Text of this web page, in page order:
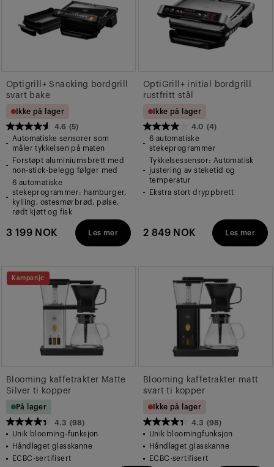
Optigrill+ Snacking bordgrill
svart bake
Ikke på lager
4.6 (5)
4.6
av
omtaler
Automatiske sensorer som
måler tykkelsen på maten
Forstøpt aluminiumsbrett med
non-stick-belegg følger med
6 automatiske
stekeprogrammer: hamburger,
kylling, ostesmørbrød, pølse,
rødt kjøtt og fisk
3 199 NOK Les mer
OptiGrill+ initial bordgrill
rustfritt stål
Ikke på lager
4.0 (4)
4.0
av
stjerner.
4
6 automatiske
stekeprogrammer
Tykkelsessensor: Automatisk
justering av steketid og
temperatur
Ekstra stort dryppbrett
2 849 NOK Les mer
Kampanje
Blooming kaffetrakter Matte
Silver ti kopper
På lager
4.3 (98)
4.3
av
5
Unik blooming-funksjon
Håndlaget glasskanne
ECBC-sertifisert
Blooming kaffetrakter matt
svart ti kopper
Ikke på lager
4.3 (98)
4.3
av
5
Unik bloomingfunksjon
Håndlaget glasskanne
ECBC-sertifisert